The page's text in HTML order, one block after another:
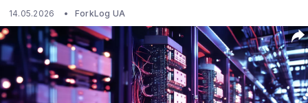
14.05.2026 ForkLog UA